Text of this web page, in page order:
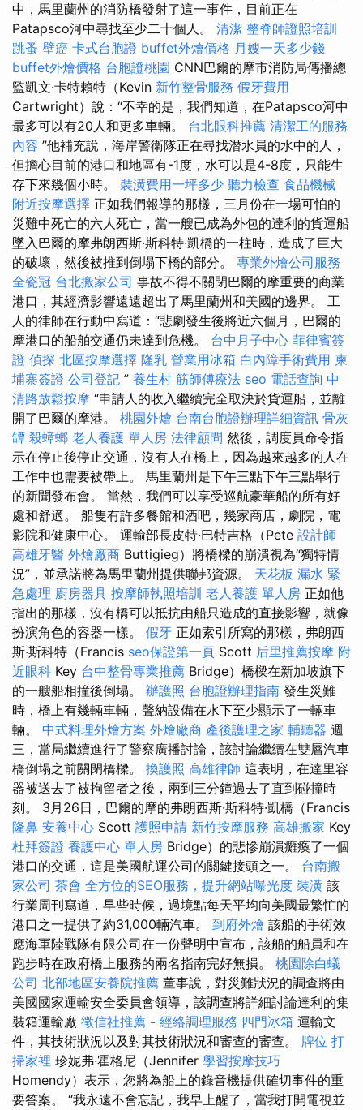
中，馬里蘭州的消防橋發射了這一事件，目前正在
Patapsco河中尋找至少二十個人。 清潔 整脊師證照培訓
跳蚤 壁癌 卡式台胞證 buffet外燴價格 月嫂一天多少錢
buffet外燴價格 台胞證桃園 CNN巴爾的摩市消防局傳播總
監凱文·卡特賴特（Kevin 新竹整骨服務 假牙費用
Cartwright）說：“不幸的是，我們知道，在Patapsco河中
最多可以有20人和更多車輛。 台北眼科推薦 清潔工的服務
內容 ”他補充說，海岸警衛隊正在尋找潛水員的水中的人，
但擔心目前的港口和地區有-1度，水可以是4-8度，只能生
存下來幾個小時。 裝潢費用一坪多少 聽力檢查 食品機械
附近按摩選擇 正如我們報導的那樣，三月份在一場可怕的
災難中死亡的六人死亡，當一艘已成為外包的達利的貨運船
墜入巴爾的摩弗朗西斯·斯科特·凱橋的一柱時，造成了巨大
的破壞，然後被推到倒塌下橋的部分。 專業外燴公司服務
全瓷冠 台北搬家公司 事故不得不關閉巴爾的摩重要的商業
港口，其經濟影響遠遠超出了馬里蘭州和美國的邊界。 工
人的律師在行動中寫道：“悲劇發生後將近六個月，巴爾的
摩港口的船舶交通仍未達到危機。 台中月子中心 菲律賓簽
證 偵探 北區按摩選擇 隆乳 營業用冰箱 白內障手術費用 柬
埔寨簽證 公司登記 ” 養生村 筋師傅療法 seo 電話查詢 中
清路放鬆按摩 “申請人的收入繼續完全取決於貨運船，並離
開了巴爾的摩港。 桃園外燴 台南台胞證辦理詳細資訊 骨灰
罈 殺蟑螂 老人養護 單人房 法律顧問 然後，調度員命令指
示在停止後停止交通，沒有人在橋上，因為越來越多的人在
工作中也需要被帶上。 馬里蘭州是下午三點下午三點舉行
的新聞發布會。 當然，我們可以享受巡航豪華船的所有好
處和舒適。 船隻有許多餐館和酒吧，幾家商店，劇院，電
影院和健康中心。 運輸部長皮特·巴特吉格（Pete 設計師
高雄牙醫 外燴廠商 Buttigieg）將橋樑的崩潰視為“獨特情
況”，並承諾將為馬里蘭州提供聯邦資源。 天花板 漏水 緊
急處理 廚房器具 按摩師執照培訓 老人養護 單人房 正如他
指出的那樣，沒有橋可以抵抗由船​​只造成的直接影響，就像
扮演角色的容器一樣。 假牙 正如索引所寫的那樣，弗朗西
斯·斯科特（Francis seo保證第一頁 Scott 后里推薦按摩 附
近眼科 Key 台中整骨專業推薦 Bridge）橋樑在新加坡旗下
的一艘船相撞後倒塌。 辦護照 台胞證辦理指南 發生災難
時，橋上有幾輛車輛，聲納設備在水下至少顯示了一輛車
輛。 中式料理外燴方案 外燴廠商 產後護理之家 輔聽器 週
三，當局繼續進行了警察廣播討論，該討論繼續在雙層汽車
橋倒塌之前關閉橋樑。 換護照 高雄律師 這表明，在達里容
器被送去了被拘留者之後，兩到三分鐘過去了直到碰撞時
刻。 3月26日，巴爾的摩的弗朗西斯·斯科特·凱橋（Francis
隆鼻 安養中心 Scott 護照申請 新竹按摩服務 高雄搬家 Key
杜拜簽證 養護中心 單人房 Bridge）的悲慘崩潰癱瘓了一個
港口的交通，這是美國航運公司的關鍵接頭之一。 台南搬
家公司 茶會 全方位的SEO服務，提升網站曝光度 裝潢 該
行業周刊寫道，早些時候，過境點每天平均向美國最繁忙的
港口之一提供了約31,000輛汽車。 到府外燴 該船的手術效
應海軍陸戰隊有限公司在一份聲明中宣布，該船的船員和在
跑步時在政府橋上服務的兩名指南完好無損。 桃園除白蟻
公司 北部地區安養院推薦 董事說，對災難狀況的調查將由
美國國家運輸安全委員會領導，該調查將詳細討論達利的集
裝箱運輸廠 徵信社推薦 - 經絡調理服務 四門冰箱 運輸文
件，其技術狀況以及對其技術狀況和審查的審查。 牌位 打
掃家裡 珍妮弗·霍格尼（Jennifer 學習按摩技巧
Homendy）表示，您將為船上的錄音機提供確切事件的重
要答案。 “我永遠不會忘記，我早上醒了，當我打開電視並